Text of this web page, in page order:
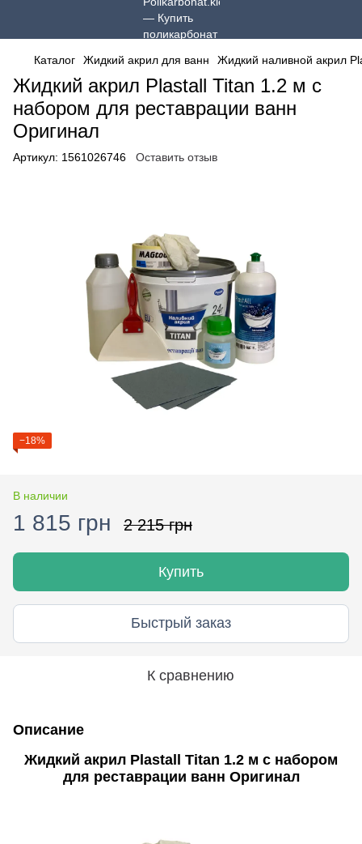
Каталог Жидкий акрил для ванн Жидкий наливной акрил
Жидкий акрил Plastall Titan 1.2 м с
набором для реставрации ванн
Оригинал
Артикул: 1561026746 Оставить отзыв
−18%
В наличии
1 815 грн 2 215 грн
Купить
Быстрый заказ
К сравнению
Описание
Жидкий акрил Plastall Titan 1.2 м с набором
для реставрации ванн Оригинал